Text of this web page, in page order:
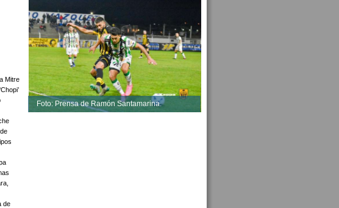
Mitre
de
Foto: Prensa de Ramón Santamarina.